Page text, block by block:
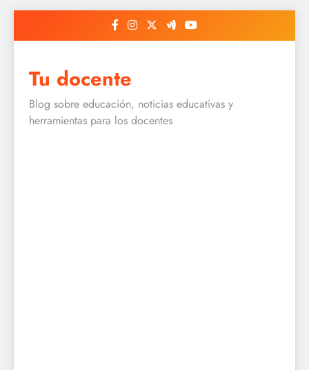
Tu docente
Blog sobre educación, noticias educativas y
herramientas para los docentes